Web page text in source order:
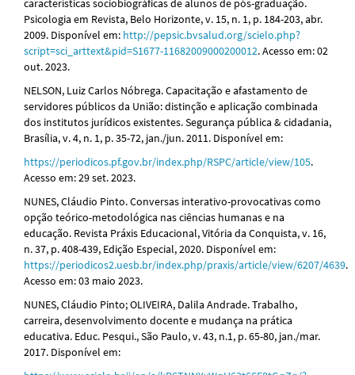
características sociobiográficas de alunos de pós-graduação.
Psicologia em Revista, Belo Horizonte, v. 15, n. 1, p. 184-203, abr.
2009. Disponível em: http://pepsic.bvsalud.org/scielo.php?
script=sci_arttext&pid=S1677-11682009000200012. Acesso em: 02
out. 2023.
NELSON, Luiz Carlos Nóbrega. Capacitação e afastamento de
servidores públicos da União: distinção e aplicação combinada
dos institutos jurídicos existentes. Segurança pública & cidadania,
Brasília, v. 4, n. 1, p. 35-72, jan./jun. 2011. Disponível em:
https://periodicos.pf.gov.br/index.php/RSPC/article/view/105.
Acesso em: 29 set. 2023.
NUNES, Cláudio Pinto. Conversas interativo-provocativas como
opção teórico-metodológica nas ciências humanas e na
educação. Revista Práxis Educacional, Vitória da Conquista, v. 16,
n. 37, p. 408-439, Edição Especial, 2020. Disponível em:
https://periodicos2.uesb.br/index.php/praxis/article/view/6207/4639.
Acesso em: 03 maio 2023.
NUNES, Cláudio Pinto; OLIVEIRA, Dalila Andrade. Trabalho,
carreira, desenvolvimento docente e mudança na prática
educativa. Educ. Pesqui., São Paulo, v. 43, n.1, p. 65-80, jan./mar.
2017. Disponível em: